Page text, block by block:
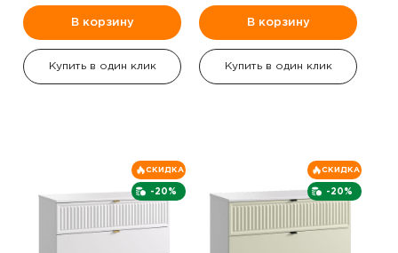
В корзину
Купить в один клик
В корзину
Купить в один клик
-20%
СКИДКА
-20%
СКИДКА